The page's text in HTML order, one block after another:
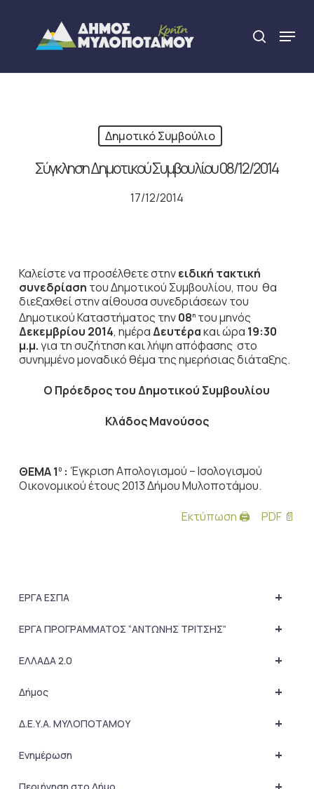
content
search
Menu
Δημοτικό Συμβούλιο
Σύγκληση Δημοτικού Συμβουλίου 08/12/2014
17/12/2014
Καλείστε να προσέλθετε στηνειδική τακτική
συνεδρίαση του Δημοτικού Συμβουλίου, που θα
διεξαχθεί στην αίθουσα συνεδριάσεων του
Δημοτικού Καταστήματος την08η του μηνός
Δεκεμβρίου 2014, ημέραΔευτέρακαι ώρα 19:30
μ.μ.για τη συζήτησηκαι λήψη απόφασης στο
συνημμένο μοναδικό θέμα της ημερήσιας διάταξης.
Ο Πρόεδρος του Δημοτικού Συμβουλίου
Κλάδος Μανούσος
ΘΕΜΑ 1 0: Έγκριση Απολογισμού – Ισολογισμού
Οικονομικού έτους 2013 Δήμου Μυλοποτάμου.
Εκτύπωση 🖨
PDF 📄
+
ΕΡΓΑ ΕΣΠΑ
+
ΕΡΓΑ ΠΡΟΓΡΑΜΜΑΤΟΣ “ΑΝΤΩΝΗΣ ΤΡΙΤΣΗΣ”
+
ΕΛΛΑΔΑ 2.0
+
Δήμος
+
Δ.Ε.Υ.Α. ΜΥΛΟΠΟΤΑΜΟΥ
+
Ενημέρωση
Περιήγηση στο Δήμο
Close